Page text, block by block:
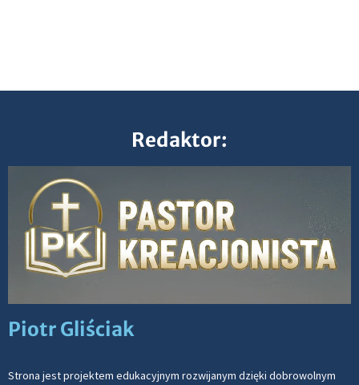
Redaktor:
Piotr Gliściak
Strona jest projektem edukacyjnym rozwijanym dzięki dobrowolnym